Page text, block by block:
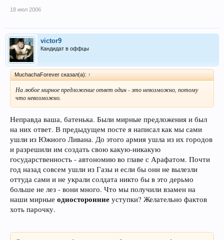
18 июл 2006
victor9
Кандидат в оффцы
MuchachaForever сказал(а): ↑
На любое мирное предложение ответ один - это невозможно, потому
что невозможно.
Неправда ваша, батенька. Были мирные предложения и был
на них ответ. В предыдущем посте я написал как мы сами
ушли из Южного Ливана. До этого армия ушла из их городов
и разрешили им создать свою какую-никакую
государственность - автономию во главе с Арафатом. Почти
год назад совсем ушли из Газы и если бы они не вылезли
оттуда сами и не украли солдата никто бы в это дерьмо
больше не лез - вони много. Что мы получили взамен на
наши мирные односторонние уступки? Желательно фактов
хоть парочку.